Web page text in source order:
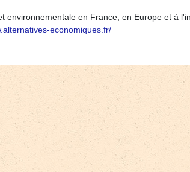
environnementale en France, en Europe et à
economiques.fr/